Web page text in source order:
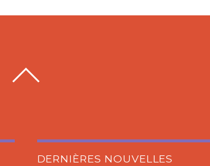
DERNIÈRES NOUVELLES